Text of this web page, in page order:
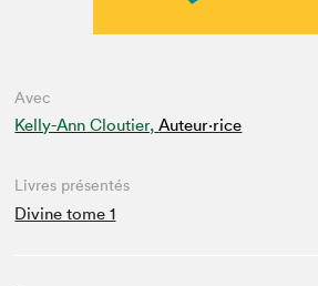
Avec
Kelly-Ann Cloutier, Auteur·rice
Livres présentés
Divine tome 1